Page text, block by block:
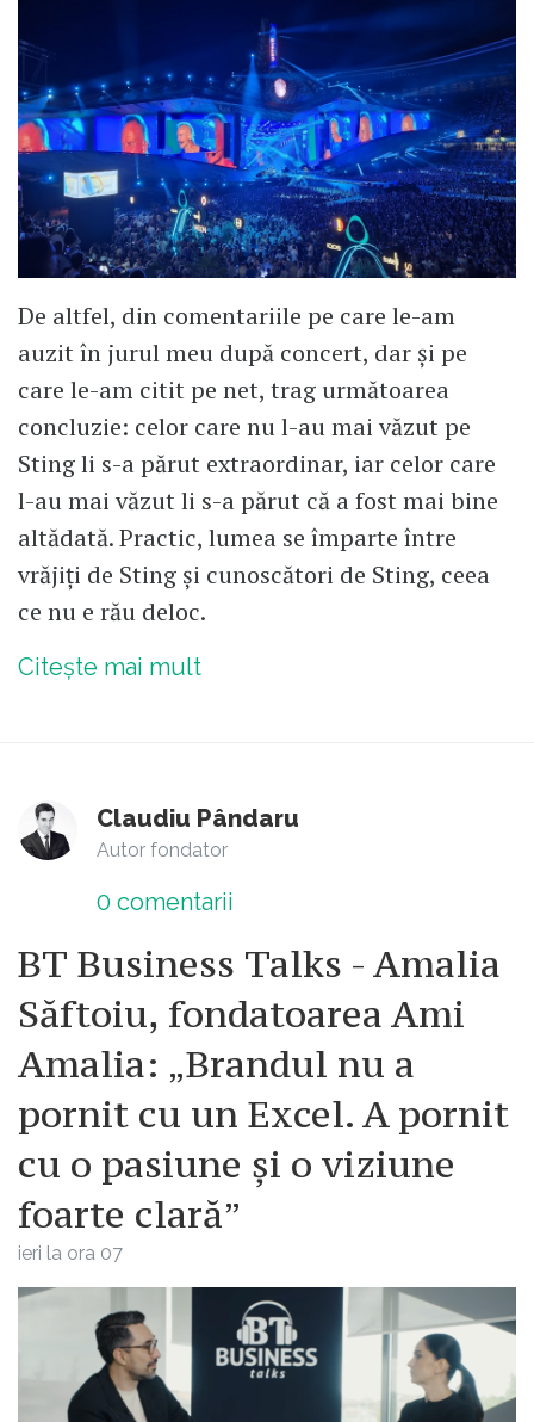
De altfel, din comentariile pe care le-am
auzit în jurul meu după concert, dar și pe
care le-am citit pe net, trag următoarea
concluzie: celor care nu l-au mai văzut pe
Sting li s-a părut extraordinar, iar celor care
l-au mai văzut li s-a părut că a fost mai bine
altădată. Practic, lumea se împarte între
vrăjiți de Sting și cunoscători de Sting, ceea
ce nu e rău deloc.
Citește mai mult
Claudiu Pândaru
Autor fondator
0 comentarii
BT Business Talks - Amalia
Săftoiu, fondatoarea Ami
Amalia: „Brandul nu a
pornit cu un Excel. A pornit
cu o pasiune și o viziune
foarte clară”
ieri la ora 07